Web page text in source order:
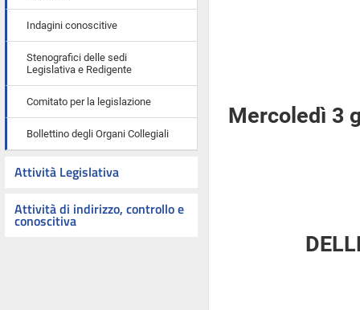
Indagini conoscitive
Stenografici delle sedi
Legislativa e Redigente
Comitato per la legislazione
Bollettino degli Organi Collegiali
Attività Legislativa
Attività di indirizzo, controllo e
conoscitiva
Mercoledì 3